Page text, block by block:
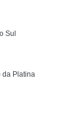
Sul
da Platina